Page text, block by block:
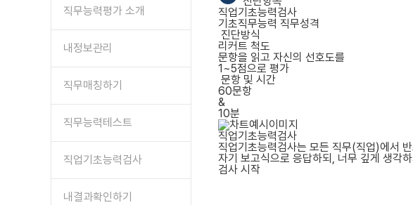
직무능력평가 소개
내정보관리
직무매칭하기
직무능력테스트
직업기초능력검사
내결과확인하기
직업기초능력검사
기초직무능력 직무성격
진단방식
리커트 척도
문항을 읽고 자신의 선호도를
1~5점으로 평가
문항 및 시간
60문항
&
10분
직업기초능력검사
직업기초능력검사는 모든 직무(직업)에서
자기 보고식으로 응답하되, 너무 깊게 생각
검사 시작